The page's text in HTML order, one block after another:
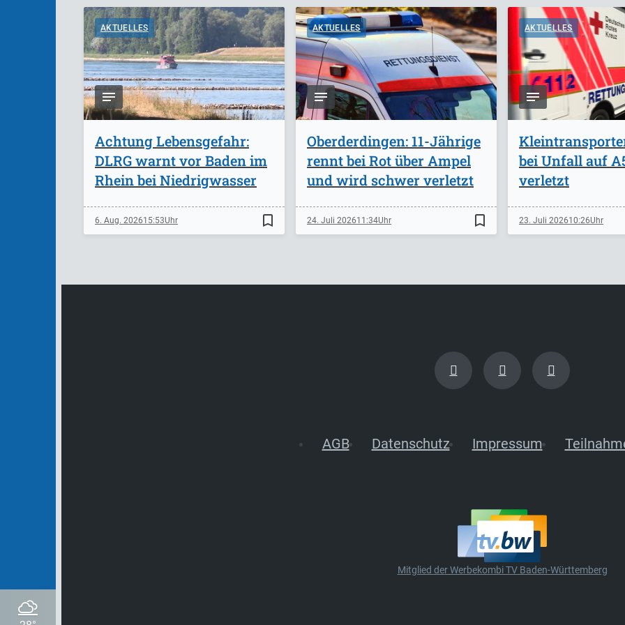
AKTUELLES
Achtung Lebensgefahr:
DLRG warnt vor Baden im
Rhein bei Niedrigwasser
6. Aug. 202615:53 bookmark_border
AKTUELLES
Oberderdingen: 11-Jährige
rennt bei Rot über Ampel
und wird schwer verletzt
24. Juli 202611:34 bookmark_border
AKTUELLES
bei Unfall auf
verletzt
23. Juli 202610:26
AGB Datenschutz Impressum
Mitglied der Werbekombi TV Baden-Württemberg